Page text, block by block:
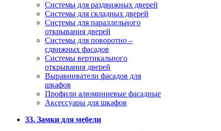
Системы для раздвижных дверей
Системы для складных дверей
Системы для параллельного
открывания дверей
Системы для поворотно –
сдвижных фасадов
Системы вертикального
открывания дверей
Выравниватели фасадов для
шкафов
Профили алюминиевые фасадные
Аксессуары для шкафов
33. Замки для мебели